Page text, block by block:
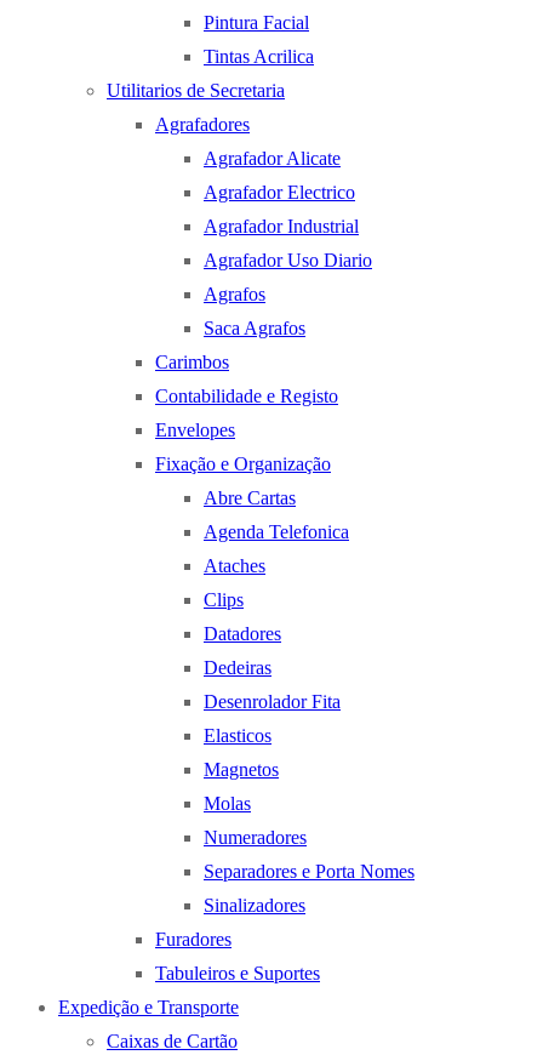
Pintura Facial
Tintas Acrilica
Utilitarios de Secretaria
Agrafadores
Agrafador Alicate
Agrafador Electrico
Agrafador Industrial
Agrafador Uso Diario
Agrafos
Saca Agrafos
Carimbos
Contabilidade e Registo
Envelopes
Fixação e Organização
Abre Cartas
Agenda Telefonica
Ataches
Clips
Datadores
Dedeiras
Desenrolador Fita
Elasticos
Magnetos
Molas
Numeradores
Separadores e Porta Nomes
Sinalizadores
Furadores
Tabuleiros e Suportes
Expedição e Transporte
Caixas de Cartão